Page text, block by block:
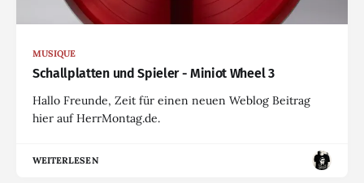
MUSIQUE
Schallplatten und Spieler - Miniot Wheel 3
Hallo Freunde, Zeit für einen neuen Weblog Beitrag
hier auf HerrMontag.de.
WEITERLESEN